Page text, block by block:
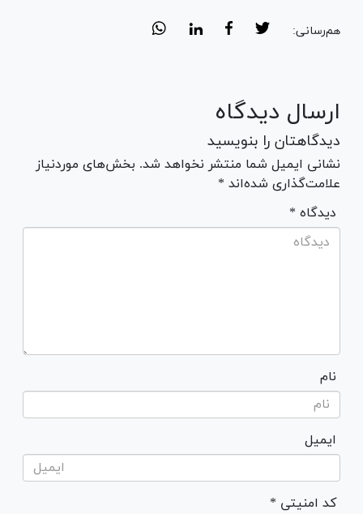
هم‌رسانی:
ارسال دیدگاه
دیدگاهتان را بنویسید
نشانی ایمیل شما منتشر نخواهد شد. بخش‌های موردنیاز
علامت‌گذاری شده‌اند *
* دیدگاه
نام
ایمیل
* کد امنیتی